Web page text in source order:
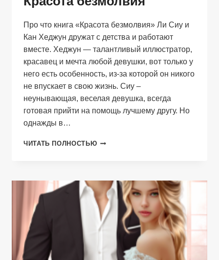
Про что книга «Красота безмолвия» Ли Сиу и
Кан Хеджун дружат с детства и работают
вместе. Хеджун — талантливый иллюстратор,
красавец и мечта любой девушки, вот только у
него есть особенность, из-за которой он никого
не впускает в свою жизнь. Сиу –
неунывающая, веселая девушка, всегда
готовая прийти на помощь лучшему другу. Но
однажды в…
ЧИТАТЬ ПОЛНОСТЬЮ КРАСОТА